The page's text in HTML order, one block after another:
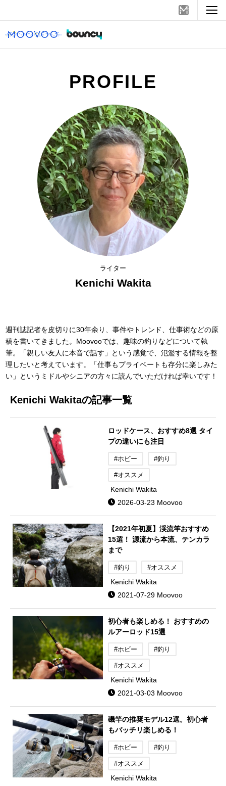
PROFILE
ライター
Kenichi Wakita
週刊誌記者を皮切りに30年余り、事件やトレンド、仕事術などの原
稿を書いてきました。Moovooでは、趣味の釣りなどについて執
筆。「親しい友人に本音で話す」という感覚で、氾濫する情報を整
理したいと考えています。「仕事もプライベートも存分に楽しみた
い」というミドルやシニアの方々に読んでいただければ幸いです！
Kenichi Wakitaの記事一覧
ロッドケース、おすすめ8選 タイ
プの違いにも注目
#ホビー #釣り
#オススメ
Kenichi Wakita
2026-03-23 Moovoo
【2021年初夏】渓流竿おすすめ
15選！ 源流から本流、テンカラ
まで
#釣り #オススメ
Kenichi Wakita
2021-07-29 Moovoo
初心者も楽しめる！ おすすめの
ルアーロッド15選
#ホビー #釣り
#オススメ
Kenichi Wakita
2021-03-03 Moovoo
磯竿の推奨モデル12選。初心者
もバッチリ楽しめる！
#ホビー #釣り
#オススメ
Kenichi Wakita